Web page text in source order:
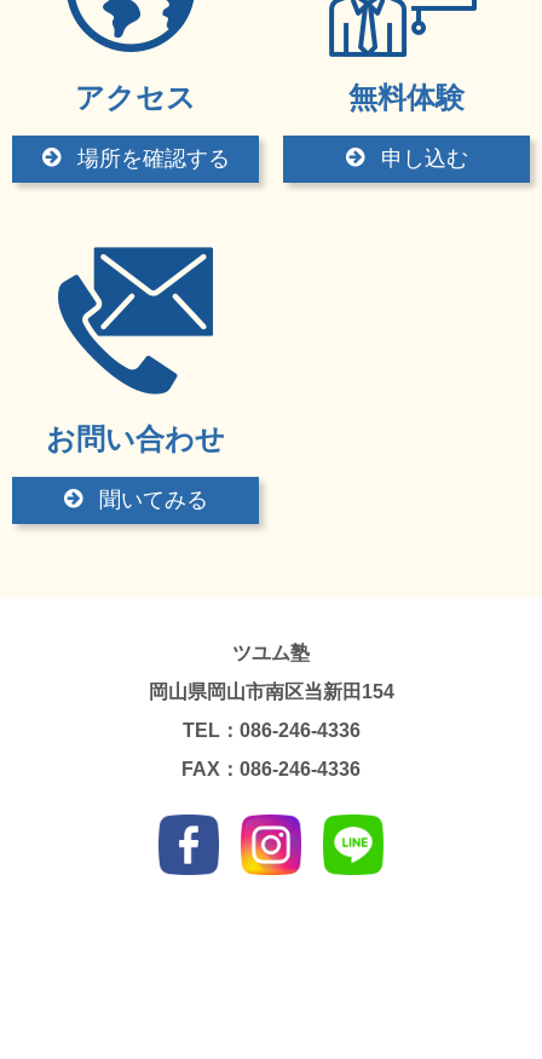
アクセス
場所を確認する
無料体験
申し込む
お問い合わせ
聞いてみる
ツユム塾
岡山県岡山市南区当新田154
TEL：086-246-4336
FAX：086-246-4336